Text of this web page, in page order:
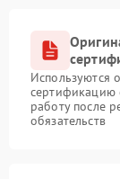
Используются
сертификацию
работу после
обязательств